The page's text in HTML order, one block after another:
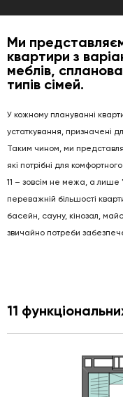
Ми
квартири з
меблів,
типів сімей.
У кожному плануванні
устаткування, призначені
Таким чином, ми
які потрібні для
11 – зовсім не межа, а лише
переважній більшості
басейн, сауну, кінозал,
звичайно потреби
11